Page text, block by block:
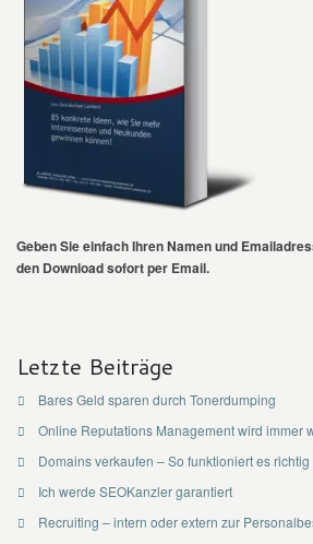
Geben Sie einfach Ihren Namen und
den Download sofort per Email.
Letzte Beiträge
Bares Geld sparen durch Tonerdumping
Online Reputations Management wird immer
Domains verkaufen – So funktioniert es
Ich werde SEOKanzler garantiert
Recruiting – intern oder extern zur